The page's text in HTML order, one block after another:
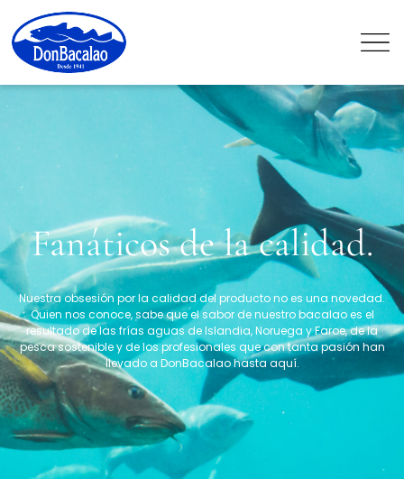
Fanáticos de la calidad.
Nuestra obsesión por la calidad del producto no es una novedad.
Quien nos conoce, sabe que el sabor de nuestro bacalao es el
resultado de las frías aguas de Islandia, Noruega y Faroe, de la
pesca sostenible y de los profesionales que con tanta pasión han
llevado a DonBacalao hasta aquí.